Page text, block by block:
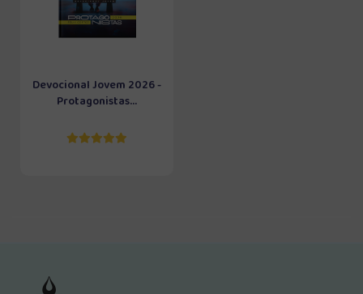
Devocional Jovem 2026 -
Protagonistas...